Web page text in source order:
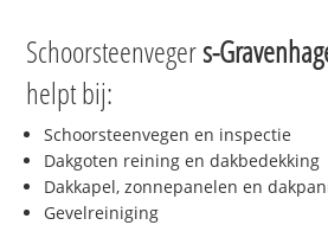
Schoorsteenvegers-
helpt bij:
Schoorsteenvegen en inspectie
Dakgoten reining en dakbedekking
Dakkapel, zonnepanelen en
Gevelreiniging